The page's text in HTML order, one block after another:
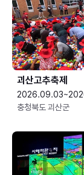
괴산고추축제
충청북도 괴산군